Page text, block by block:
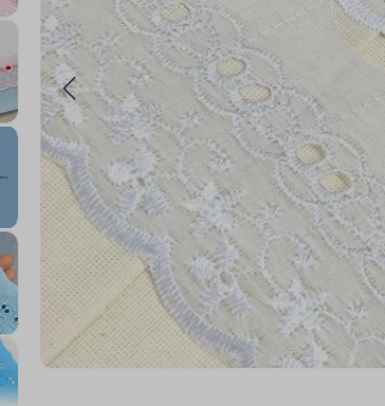
9º
fita cetim
10º passamanaria